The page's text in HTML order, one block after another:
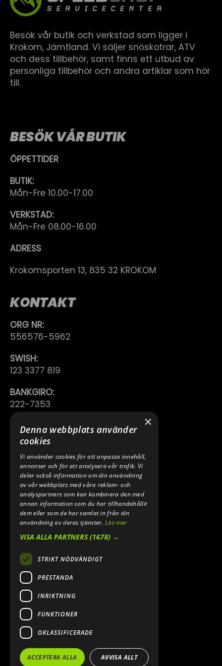
Besök vår butik och verkstad som ligger i
Krokom, Jämtland. Vi säljer snöskotrar, ATV
och dess tillbehör, samt finns ett utbud av
personliga tillbehör och andra artiklar som hör
till.
BESÖK VÅR BUTIK
ÖPPETTIDER
BUTIK:
Mån-Fre 10.00-17.00
VERKSTAD:
Mån-Fre 08.00-16.00
ADRESS
Krokomsporten 13, 835 32 KROKOM
KONTAKT
ORG NR:
556576-5962
SWISH:
123 3377 819
BANKGIRO:
222-7353
TELEFON:
0640 200 50
E-POST:
INFO@SPEEDSHOPEN.SE
ÅNGRA MITT KÖP
2026. ALL RIGHTS RESERVED.
POWERED BY EMPORI CMS
×
Denna webbplats använder
cookies
Vi använder cookies för att anpassa innehåll,
annonser och för att analysera vår trafik. Vi
delar också information om din användning
av vår webbplats med våra reklam- och
analyspartners som kan kombinera den med
annan information som du har tillhandahållit
dem eller som de har samlat in från din
användning av deras tjänster.Läs mer
VISA ALLA PARTNERS(1678) →
STRIKT NÖDVÄNDIGT
PRESTANDA
INRIKTNING
FUNKTIONER
OKLASSIFICERADE
ACCEPTERA ALLA AVVISA ALLT